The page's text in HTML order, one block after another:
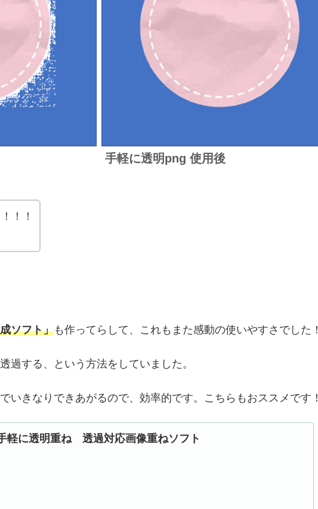
手軽に透明png 使用後
！！
ソフト」も作ってらして、これもまた感動の使いやすさでした！
過する、という方法をしていました。
いきなりできあがるので、効率的です。こちらもおススメです！
軽に透明重ね 透過対応画像重ねソフト